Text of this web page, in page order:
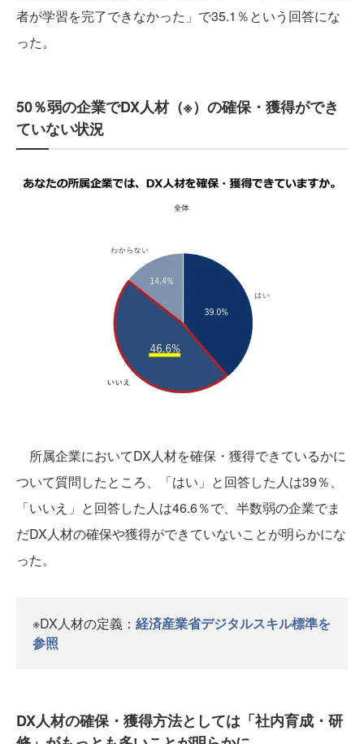
者が学習を完了できなかった」で35.1％という回答にな
った。
50％弱の企業でDX人材（※）の確保・獲得ができ
ていない状況
所属企業においてDX人材を確保・獲得できているかに
ついて質問したところ、「はい」と回答した人は39％、
「いいえ」と回答した人は46.6％で、半数弱の企業でま
だDX人材の確保や獲得ができていないことが明らかにな
った。
※DX人材の定義： 経済産業省デジタルスキル標準を
参照
DX人材の確保・獲得方法としては「社内育成・研